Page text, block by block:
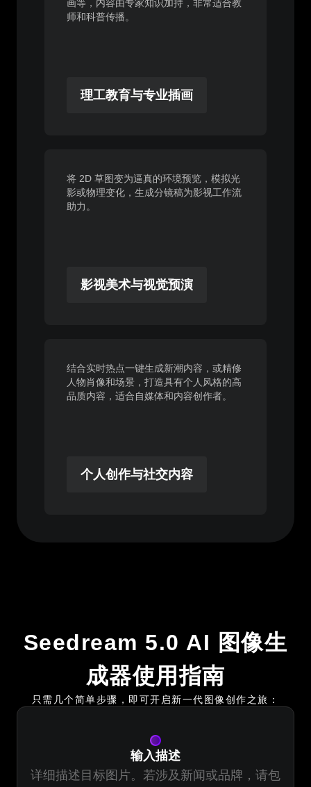
画等，内容由专家知识加持，非常适合教
师和科普传播。
理工教育与专业插画
将 2D 草图变为逼真的环境预览，模拟光
影或物理变化，生成分镜稿为影视工作流
助力。
影视美术与视觉预演
结合实时热点一键生成新潮内容，或精修
人物肖像和场景，打造具有个人风格的高
品质内容，适合自媒体和内容创作者。
个人创作与社交内容
Seedream 5.0 AI 图像生
成器使用指南
只需几个简单步骤，即可开启新一代图像创作之旅：
输入描述
详细描述目标图片。若涉及新闻或品牌，请包